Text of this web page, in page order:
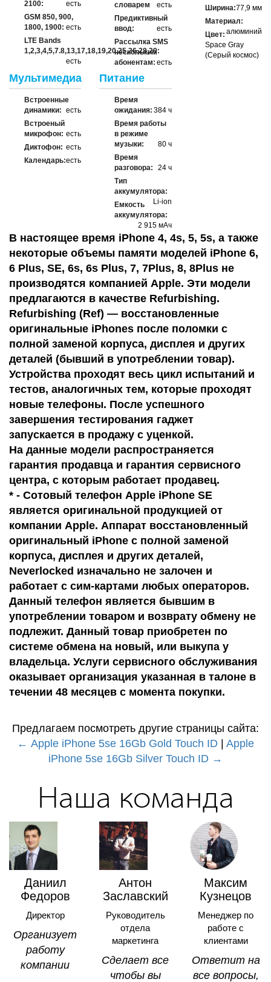
2100:
есть
GSM 850, 900,
1800, 1900: есть
LTE Bands
1,2,3,4,5,7.8,13,17,18,19,20,25,26,28,29:
есть
словарем
есть
Предиктивный
ввод:
есть
Рассылка SMS
нескольким
абонентам: есть
Ширина:77,9 мм
Материал:
алюминий
Цвет:
Space Gray
(Серый космос)
Мультимедиа
Встроенные
динамики: есть
Встроеный
микрофон: есть
Диктофон: есть
Календарь:есть
Питание
Время
ожидания: 384 ч
Время работы
в режиме
музыки:
80 ч
Время
разговора:
24 ч
Тип
аккумулятора:
Li-ion
Емкость
аккумулятора:
2 915 мАч
В настоящее время iPhone 4, 4s, 5, 5s, а также
некоторые объемы памяти моделей iPhone 6,
6 Plus, SE, 6s, 6s Plus, 7, 7Plus, 8, 8Plus не
производятся компанией Apple. Эти модели
предлагаются в качестве Refurbishing.
Refurbishing (Ref) — восстановленные
оригинальные iPhones после поломки с
полной заменой корпуса, дисплея и других
деталей (бывший в употреблении товар).
Устройства проходят весь цикл испытаний и
тестов, аналогичных тем, которые проходят
новые телефоны. После успешного
завершения тестирования гаджет
запускается в продажу с уценкой.
На данные модели распространяется
гарантия продавца и гарантия сервисного
центра, с которым работает продавец.
* - Сотовый телефон Apple iPhone SE
является оригинальной продукцией от
компании Apple. Аппарат восстановленный
оригинальный iPhone с полной заменой
корпуса, дисплея и других деталей,
Neverlocked изначально не залочен и
работает с сим-картами любых операторов.
Данный телефон является бывшим в
употреблении товаром и возврату обмену не
подлежит. Данный товар приобретен по
системе обмена на новый, или выкупа у
владельца. Услуги сервисного обслуживания
оказывает организация указанная в талоне в
течении 48 месяцев с момента покупки.
Предлагаем посмотреть другие страницы сайта:
← Apple iPhone 5se 16Gb Gold Touch ID
Apple
iPhone 5se 16Gb Silver Touch ID →
Наша команда
Даниил
Федоров
Директор
Opгaнизyeт
paбoтy
кoмпaнии
Антон
Заславский
Руководитель
отдела
маркетинга
Cдeлaeт вce
чтoбы вы
Максим
Кузнецов
Менеджер по
работе с
клиентами
Oтвeтит нa
вce вoпpocы,